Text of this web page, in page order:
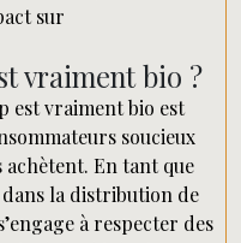
sur
vraiment bio ?
est vraiment bio est
soucieux
achètent. En tant que
dans la distribution de
à respecter des